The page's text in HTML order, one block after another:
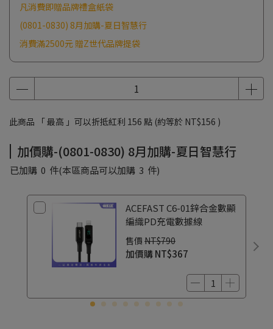
凡消費即贈品牌禮盒紙袋
(0801-0830) 8月加購-夏日智慧行
消費滿2500元 贈Z世代品牌提袋
此商品 「 最高 」可以折抵紅利 156 點 (約等於 NT$156 )
加價購-(0801-0830) 8月加購-夏日智慧行
已加購 0 件(本區商品可以加購 3 件)
ACEFAST C6-01鋅合金數顯
編織PD充電數據線
售價 NT$790
加價購NT$367